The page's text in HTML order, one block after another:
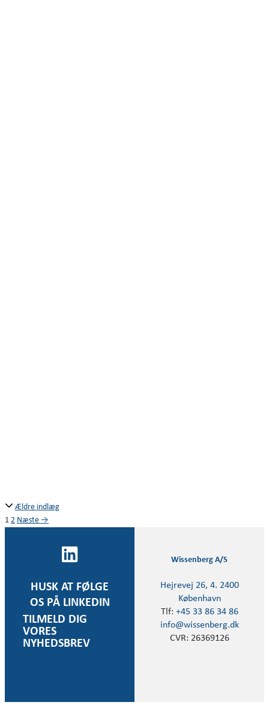
Ældre indlæg
1 2 Næste →
HUSK AT FØLGE
OS PÅ LINKEDIN
TILMELD DIG
VORES
NYHEDSBREV
Wissenberg A/S
Hejrevej 26, 4. 2400
København
Tlf: +45 33 86 34 86
info@wissenberg.dk
CVR: 26369126